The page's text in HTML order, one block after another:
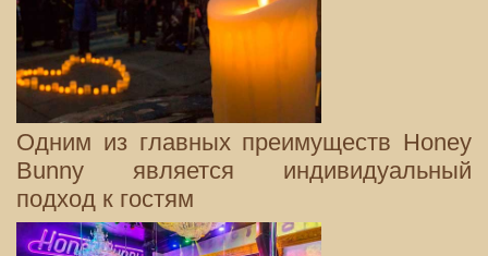
Одним из главных преимуществ Honey
Bunny является индивидуальный
подход к гостям